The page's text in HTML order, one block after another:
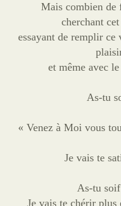
Mais combien de
cherchant
essayant de remplir ce
et même avec
As-tu
« Venez à Moi vous
Je vais te
As-tu soif
Je vais te chérir